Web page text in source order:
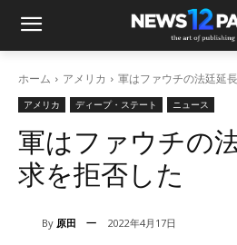
ホーム アメリカ 軍はファウチの法廷延
アメリカ ディープ・ステート ニュース
軍はファウチの
求を拒否した
By 原田 一 2022年4月17日